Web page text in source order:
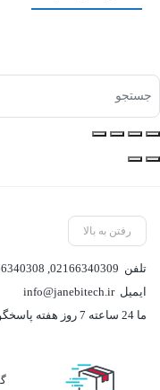
رفتن به بالا
تلفن 02166340309
,
ایمیلinfo@janebitech.ir
ما 24 ساعته 7 روز هفته پاسخگوی شما هستیم.